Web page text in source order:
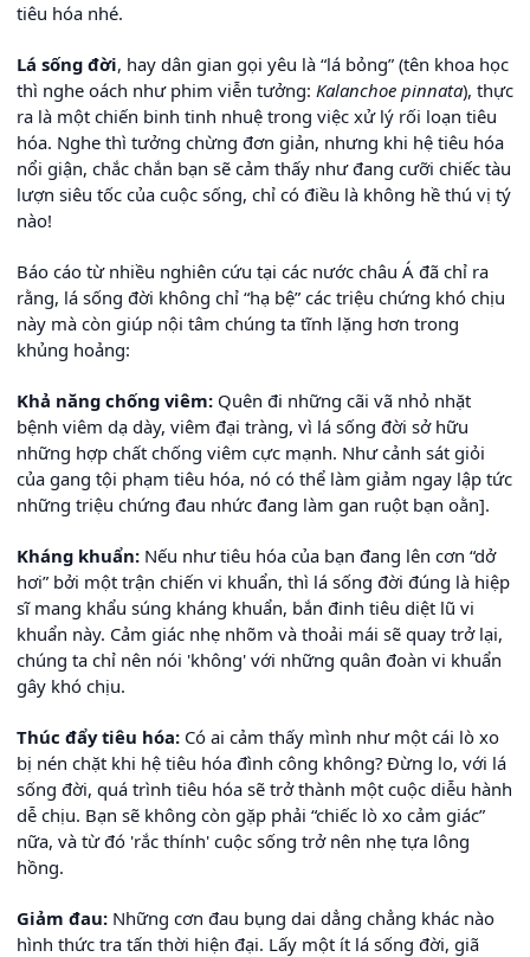
tiêu hóa nhé.
Lá sống đời, hay dân gian gọi yêu là “lá bỏng” (tên khoa học
thì nghe oách như phim viễn tưởng: Kalanchoe pinnata), thực
ra là một chiến binh tinh nhuệ trong việc xử lý rối loạn tiêu
hóa. Nghe thì tưởng chừng đơn giản, nhưng khi hệ tiêu hóa
nổi giận, chắc chắn bạn sẽ cảm thấy như đang cưỡi chiếc tàu
lượn siêu tốc của cuộc sống, chỉ có điều là không hề thú vị tý
nào!
Báo cáo từ nhiều nghiên cứu tại các nước châu Á đã chỉ ra
rằng, lá sống đời không chỉ “hạ bệ” các triệu chứng khó chịu
này mà còn giúp nội tâm chúng ta tĩnh lặng hơn trong
khủng hoảng:
Khả năng chống viêm: Quên đi những cãi vã nhỏ nhặt
bệnh viêm dạ dày, viêm đại tràng, vì lá sống đời sở hữu
những hợp chất chống viêm cực mạnh. Như cảnh sát giỏi
của gang tội phạm tiêu hóa, nó có thể làm giảm ngay lập tức
những triệu chứng đau nhức đang làm gan ruột bạn oằn].
Kháng khuẩn: Nếu như tiêu hóa của bạn đang lên cơn “dở
hơi” bởi một trận chiến vi khuẩn, thì lá sống đời đúng là hiệp
sĩ mang khẩu súng kháng khuẩn, bắn đinh tiêu diệt lũ vi
khuẩn này. Cảm giác nhẹ nhõm và thoải mái sẽ quay trở lại,
chúng ta chỉ nên nói 'không' với những quân đoàn vi khuẩn
gây khó chịu.
Thúc đẩy tiêu hóa: Có ai cảm thấy mình như một cái lò xo
bị nén chặt khi hệ tiêu hóa đình công không? Đừng lo, với lá
sống đời, quá trình tiêu hóa sẽ trở thành một cuộc diễu hành
dễ chịu. Bạn sẽ không còn gặp phải “chiếc lò xo cảm giác”
nữa, và từ đó 'rắc thính' cuộc sống trở nên nhẹ tựa lông
hồng.
Giảm đau: Những cơn đau bụng dai dẳng chẳng khác nào
hình thức tra tấn thời hiện đại. Lấy một ít lá sống đời, giã